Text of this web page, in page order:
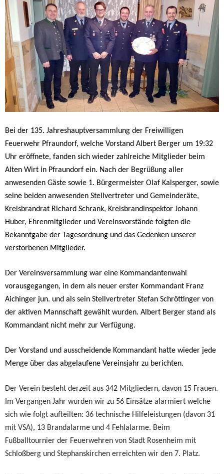
Bei der 135. Jahreshauptversammlung der Freiwilligen
Feuerwehr Pfraundorf, welche Vorstand Albert Berger um 19:32
Uhr eröffnete, fanden sich wieder zahlreiche Mitglieder beim
Alten Wirt in Pfraundorf ein. Nach der Begrüßung aller
anwesenden Gäste sowie 1. Bürgermeister Olaf Kalsperger, sowie
seine beiden anwesenden Stellvertreter und Gemeinderäte,
Kreisbrandrat Richard Schrank, Kreisbrandinspektor Johann
Huber, Ehrenmitglieder und Vereinsvorstände folgten die
Bekanntgabe der Tagesordnung und das Gedenken unserer
verstorbenen Mitglieder.
Der Vereinsversammlung war eine Kommandantenwahl
vorausgegangen, in dem als neuer erster Kommandant Franz
Aichinger jun. und als sein Stellvertreter Stefan Schröttinger von
der aktiven Mannschaft gewählt wurden. Albert Berger stand als
Kommandant nicht mehr zur Verfügung.
Der Vorstand und ausscheidende Kommandant hatte wieder jede
Menge über das abgelaufene Vereinsjahr zu berichten.
Der Verein besteht derzeit aus 342 Mitgliedern, davon 15 Frauen.
Im Vergangen Jahr wurden wir zu 56 Einsätze alarmiert welche
sich wie folgt aufteilten: 36 technische Hilfeleistungen (davon 31
mit VSA), 13 Brandalarme und 4 Fehlalarme. Beim
Fußballtournier der Feuerwehren von Stadt Rosenheim mit
Schloßberg und Stephanskirchen erreichten wir den 7. Platz.